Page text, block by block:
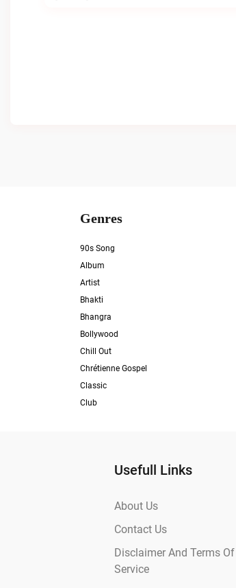
Genres
90s Song
Album
Artist
Bhakti
Bhangra
Bollywood
Chill Out
Chrétienne Gospel
Classic
Club
Usefull Links
About Us
Contact Us
Disclaimer And Terms Of
Service